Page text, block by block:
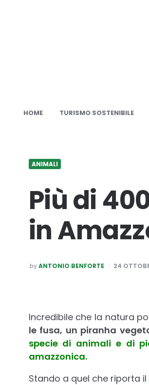
HOME TURISMO SOSTENIBILE
ANIMALI
Più di
in
POSTED
BY
by ANTONIO BENFORTE 24
Incredibile che la natura
le fusa, un piranha
specie di animali e di
amazzonica.
Stando a quel che riporta il